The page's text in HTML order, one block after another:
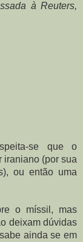
à Reuters,
se que o
iraniano (por sua
ou então uma
o míssil, mas
deixam dúvidas
ainda se em